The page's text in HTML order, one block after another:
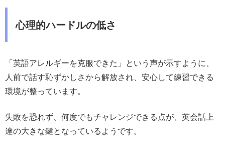
心理的ハードルの低さ
「英語アレルギーを克服できた」という声が示すように、
人前で話す恥ずかしさから解放され、安心して練習できる
環境が整っています。
失敗を恐れず、何度でもチャレンジできる点が、英会話上
達の大きな鍵となっているようです。